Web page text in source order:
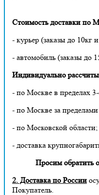
Стоимость доставки по
- курьер (заказы до 10кг
- автомобиль (заказы до
Индивидуально
- по Москве в пределах
- по Москве за
- по Московской области;
- доставка
Просим обратить
2. Доставка по России
Покупатель.